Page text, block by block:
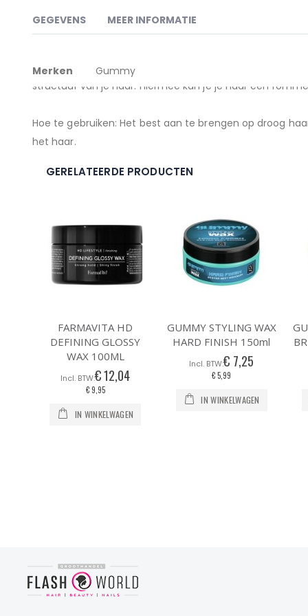
het
begin
afbeeldingen-
GEGEVENS
Gummy Matte Finish Styling Wax geeft je haar een
structuur van je haar. Hiermee kan je je haar een
Hoe te gebruiken: Het best aan te brengen op droog
het haar.
MEER INFORMATIE
Meer
informatie
Merken Gummy
GERELATEERDE PRODUCTEN
FARMAVITA HD
DEFINING GLOSSY
WAX 100ML
€ 12,04
€ 9,95
IN WINKELWAGEN
GUMMY STYLING WAX
HARD FINISH 150ml
€ 7,25
€ 5,99
IN WINKELWAGEN